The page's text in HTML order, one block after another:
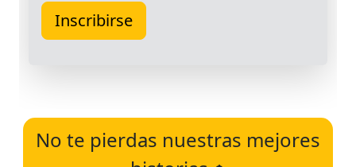
No te pierdas nuestras mejores